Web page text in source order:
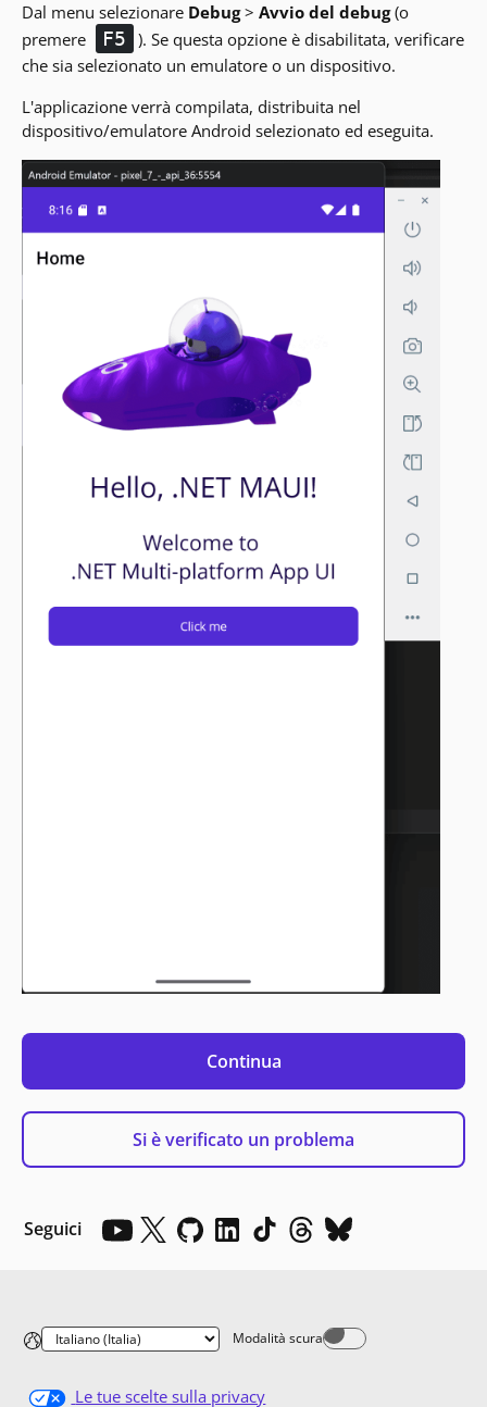
Dal menu selezionare Debug>Avvio del debug(o
premere
F5
). Se questa opzione è disabilitata, verificare
che sia selezionato un emulatore o un dispositivo.
L'applicazione verrà compilata, distribuita nel
dispositivo/emulatore Android selezionato ed eseguita.
Continua
Si è verificato un problema
Seguici
Modalità scura
Dark mode off
Le tue scelte sulla privacy